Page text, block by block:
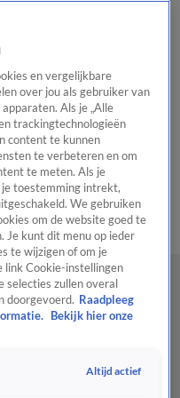
Het beste van Hart
Tip de
Tip de redactiePanelVideo's
en vergelijkbare
over jou als gebruiker van
Als je „Alle
trackingtechnologieën
content te kunnen
te verbeteren en om
te meten. Als je
je toestemming intrekt,
We gebruiken
om de website goed te
Je kunt dit menu op ieder
te wijzigen of om je
link Cookie-instellingen
selecties zullen overal
doorgevoerd. Raadpleeg
Bekijk hier onze
Altijd actief